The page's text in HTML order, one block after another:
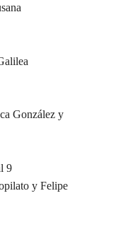
González y
9
y Felipe